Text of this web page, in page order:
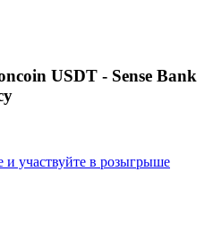
USDT - Sense Bank
и участвуйте в розыгрыше